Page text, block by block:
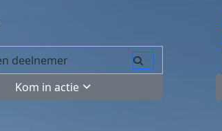
Kom in actie